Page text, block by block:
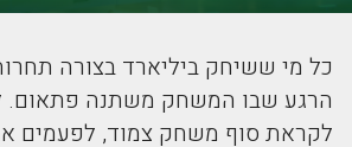
כל מי ששיחק ביליארד בצורה
הרגע שבו המשחק משתנה פתאום.
לקראת סוף משחק צמוד, לפעמים